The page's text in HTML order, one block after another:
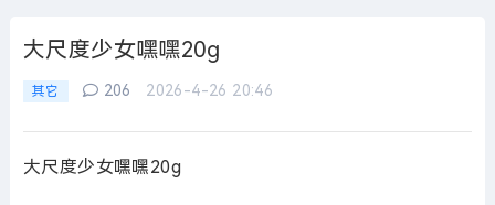
页
大尺度少女嘿嘿20g
其它 206 2026-4-26 20:46
大尺度少女嘿嘿20g